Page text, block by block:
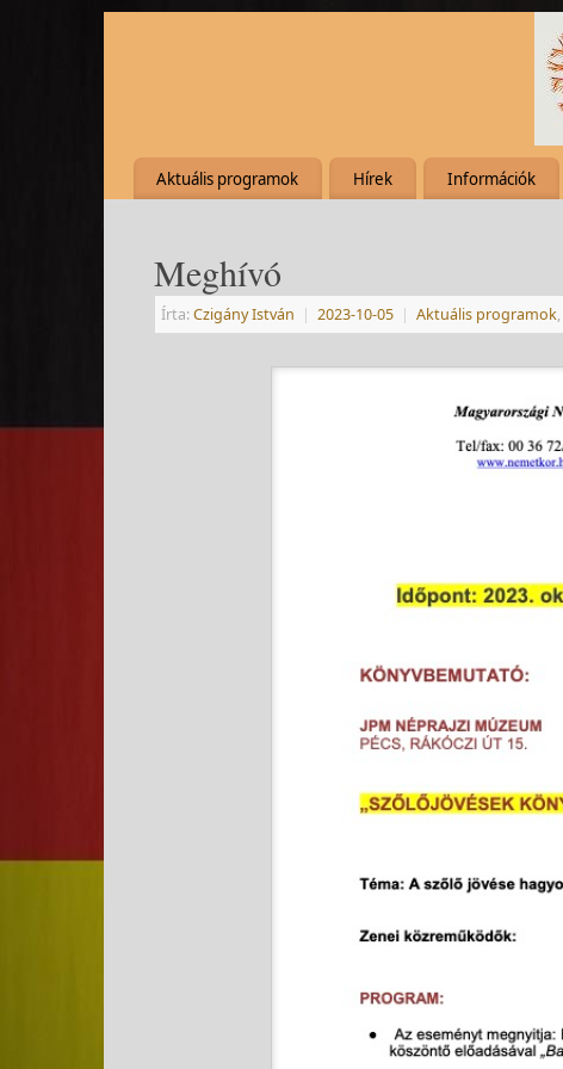
Aktuális programok Hírek Információk
Meghívó
Írta:Czigány István | 2023-10-05 | Aktuális programok,